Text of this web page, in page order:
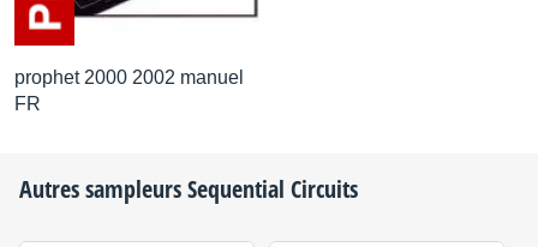
prophet 2000 2002 manuel
FR
Autres sampleursSequential Circuits